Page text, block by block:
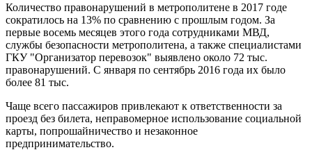
Количество правонарушений в метрополитене в 2017 годе
сократилось на 13% по сравнению с прошлым годом. За
первые восемь месяцев этого года сотрудниками МВД,
службы безопасности метрополитена, а также специалистами
ГКУ "Организатор перевозок" выявлено около 72 тыс.
правонарушений. С января по сентябрь 2016 года их было
более 81 тыс.
Чаще всего пассажиров привлекают к ответственности за
проезд без билета, неправомерное использование социальной
карты, попрошайничество и незаконное
предпринимательство.